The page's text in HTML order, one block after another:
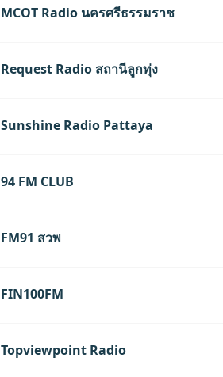
MCOT Radio นครศรีธรรมราช
Request Radio สถานีลูกทุ่ง
Sunshine Radio Pattaya
94 FM CLUB
FM91 สวพ
FIN100FM
Topviewpoint Radio